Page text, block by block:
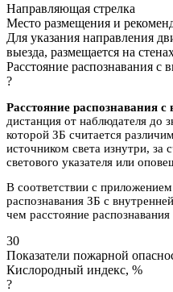
Направляющая стрелка
Место размещения и
Для указания направления
выезда, размещается на
Расстояние распознавания с
?
Расстояние распознавания с
дистанция от наблюдателя до
которой ЗБ считается
источником света изнутри, за
светового указателя или
В соответствии с
распознавания ЗБ с
чем расстояние
30
Показатели пожарной
Кислородный индекс, %
?